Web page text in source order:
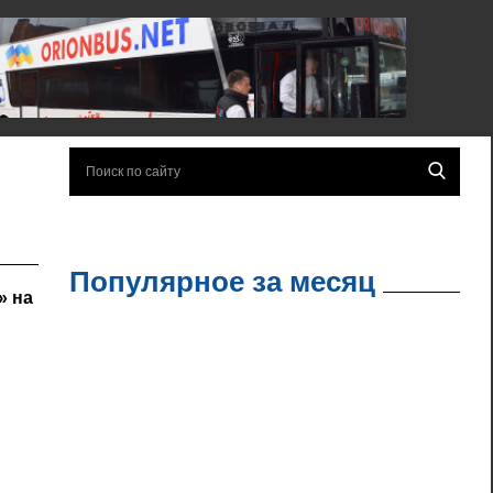
на
Популярное за месяц